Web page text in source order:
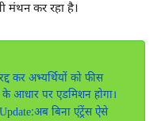
मंथन कर रहा है।
कर अभ्यर्थियों को फीस
के आधार पर एडमिशन होगा।
बिना एंट्रेंस ऐसे